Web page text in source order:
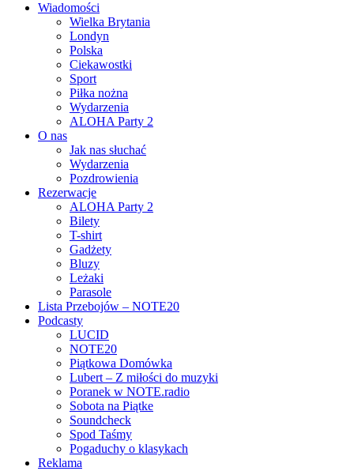
Wiadomości
Wielka Brytania
Londyn
Polska
Ciekawostki
Sport
Piłka nożna
Wydarzenia
ALOHA Party 2
O nas
Jak nas słuchać
Wydarzenia
Pozdrowienia
Rezerwacje
ALOHA Party 2
Bilety
T-shirt
Gadżety
Bluzy
Leżaki
Parasole
Lista Przebojów – NOTE20
Podcasty
LUCID
NOTE20
Piątkowa Domówka
Lubert – Z miłości do muzyki
Poranek w NOTE.radio
Sobota na Piątke
Soundcheck
Spod Taśmy
Pogaduchy o klasykach
Reklama